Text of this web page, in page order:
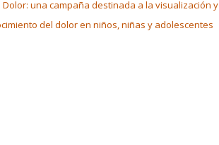
Dolor: una campaña destinada a la visualización y
del dolor en niños, niñas y adolescentes